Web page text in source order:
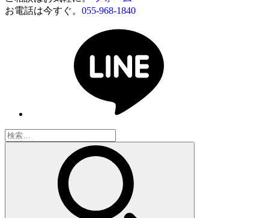
お電話は今すぐ。 055-968-1840
検
索: